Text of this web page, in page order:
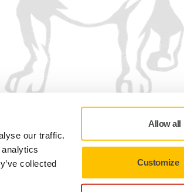
our traffic.
collected
Allow all
Customize